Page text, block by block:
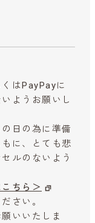
はPayPayに
ようお願いし
日の為に準備
に、とても悲
ルのないよう
ちら＞
さい。
いいたしま